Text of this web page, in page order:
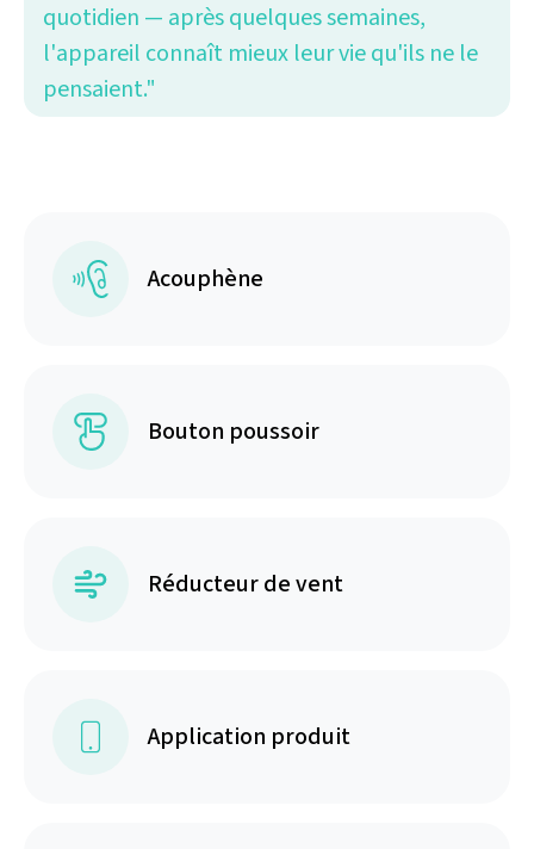
quotidien — après quelques semaines,
l'appareil connaît mieux leur vie qu'ils ne le
pensaient."
Acouphène
Bouton poussoir
Réducteur de vent
Application produit